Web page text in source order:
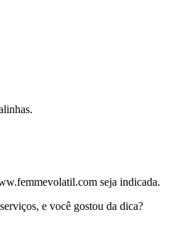
seja indicada.
e você gostou da dica?